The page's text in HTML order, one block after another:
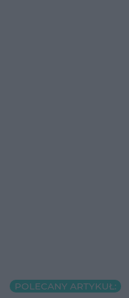
POLECANY ARTYKUŁ: